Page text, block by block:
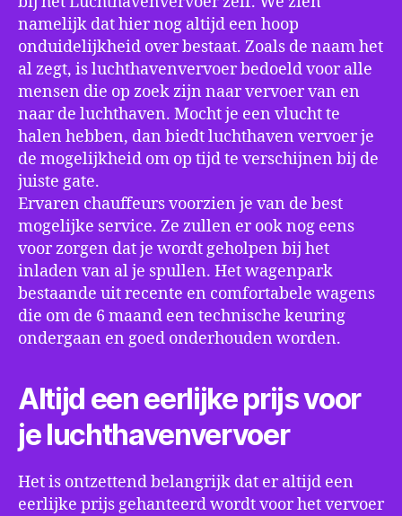
namelijk dat hier nog altijd een hoop
onduidelijkheid over bestaat. Zoals de naam het
al zegt, is luchthavenvervoer bedoeld voor alle
mensen die op zoek zijn naar vervoer van en
naar de luchthaven. Mocht je een vlucht te
halen hebben, dan biedt luchthaven vervoer je
de mogelijkheid om op tijd te verschijnen bij de
juiste gate.
Ervaren chauffeurs voorzien je van de best
mogelijke service. Ze zullen er ook nog eens
voor zorgen dat je wordt geholpen bij het
inladen van al je spullen. Het wagenpark
bestaande uit recente en comfortabele wagens
die om de 6 maand een technische keuring
ondergaan en goed onderhouden worden.
Altijd een eerlijke prijs voor
je luchthavenvervoer
Het is ontzettend belangrijk dat er altijd een
eerlijke prijs gehanteerd wordt voor het vervoer